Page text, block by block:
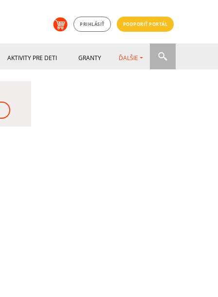
PRIHLÁSIŤ PODPORIŤ PORTÁL
AKTIVITY PRE DETI GRANTY ĎALŠIE